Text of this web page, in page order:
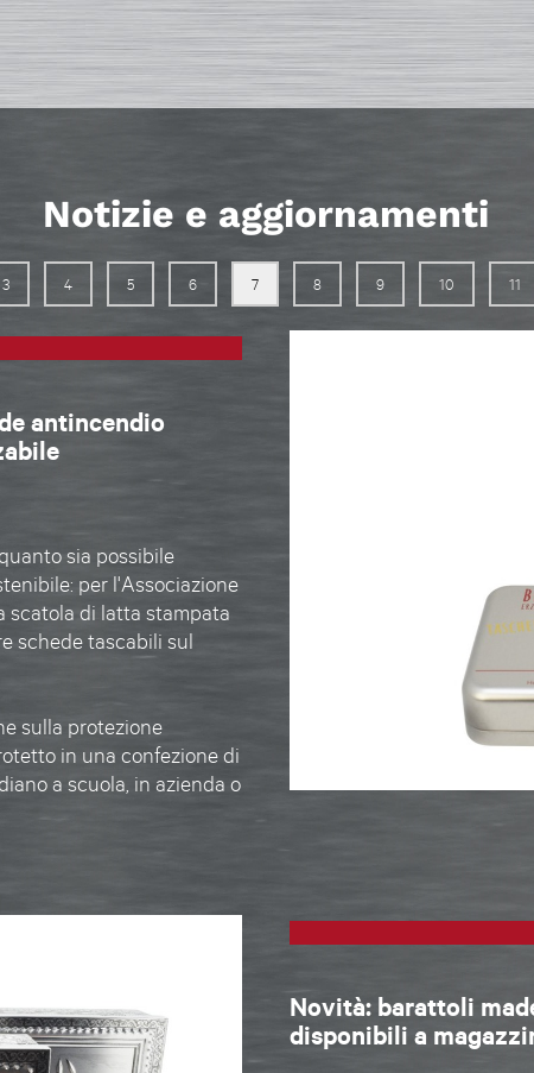
Notizie e aggiornamenti
3 4 5 6 7 8 9 10 11
antincendio
sia possibile
per l'Associazione
scatola di latta stampata
schede tascabili sul
sulla protezione
in una confezione di
a scuola, in azienda o
Novità: barattoli
disponibili a